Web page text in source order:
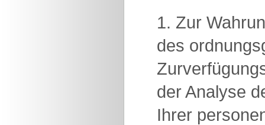
1. Zur
des
der Analyse
Ihrer